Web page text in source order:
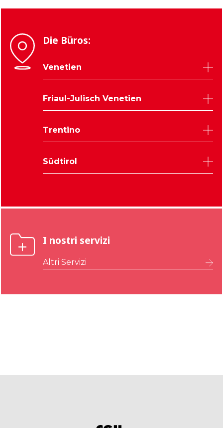
Die Büros:
Venetien
Belluno
Treviso
Venedig
Verona
Vicenza
Friaul-Julisch Venetien
Udine
Gorizia
Trentino
Trient
Südtirol
I nostri servizi
Altri Servizi